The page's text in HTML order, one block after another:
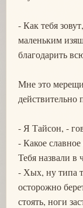
- Как тебя
маленьким
благодарить
Мне это
- Я Тайсон, -
- Какое
Тебя назвали в
- Хых, ну типа
осторожно
стоять, ноги